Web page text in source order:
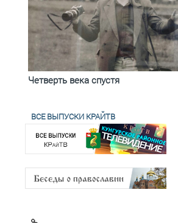
Четверть века спустя
ВСЕ ВЫПУСКИ КРАЙТВ